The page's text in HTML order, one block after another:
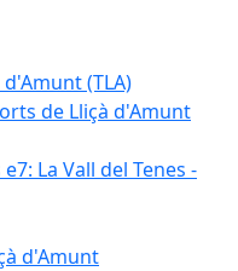
(TLA)
de Lliçà d'Amunt
La Vall del Tenes -
d'Amunt